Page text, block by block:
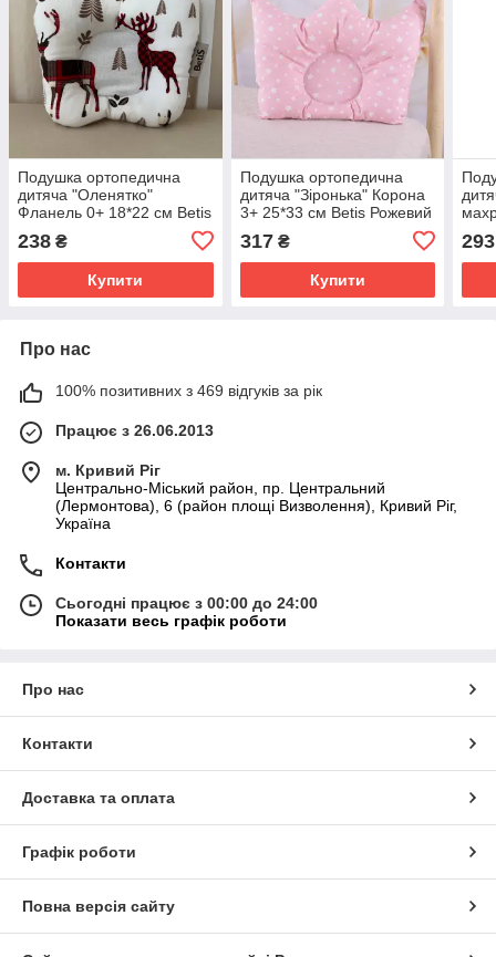
Подушка ортопедична
дитяча "Оленятко"
Фланель 0+ 18*22 см Betis
238 ₴
Купити
Подушка ортопедична
дитяча "Зіронька" Корона
3+ 25*33 см Betis Рожевий
317₴
Купити
293
Про нас
100% позитивних з 469 відгуків за рік
Працює з 26.06.2013
м. Кривий Ріг
Центрально-Міський район, пр. Центральний
(Лермонтова), 6 (район площі Визволення), Кривий Ріг,
Україна
Контакти
Сьогодні працює з 00:00 до 24:00
Показати весь графік роботи
Про нас
Контакти
Доставка та оплата
Графік роботи
Повна версія сайту